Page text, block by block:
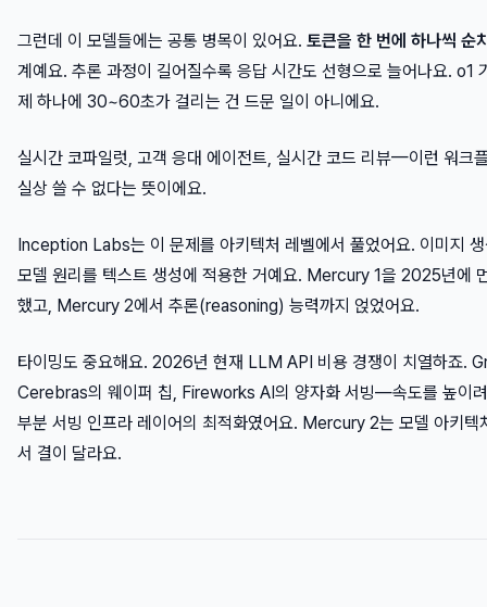
그런데 이 모델들에는 공통 병목이 있어요. 토큰을 한 번에 하나씩 순
계예요. 추론 과정이 길어질수록 응답 시간도 선형으로 늘어나요. o1
제 하나에 30~60초가 걸리는 건 드문 일이 아니에요.
실시간 코파일럿, 고객 응대 에이전트, 실시간 코드 리뷰—이런 워크
실상 쓸 수 없다는 뜻이에요.
Inception Labs는 이 문제를 아키텍처 레벨에서 풀었어요. 이미지
모델 원리를 텍스트 생성에 적용한 거예요. Mercury 1을 2025년에
했고, Mercury 2에서 추론(reasoning) 능력까지 얹었어요.
타이밍도 중요해요. 2026년 현재 LLM API 비용 경쟁이 치열하죠.
Cerebras의 웨이퍼 칩, Fireworks AI의 양자화 서빙—속도를 높이
부분 서빙 인프라 레이어의 최적화였어요. Mercury 2는 모델 아키텍
서 결이 달라요.